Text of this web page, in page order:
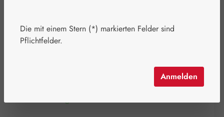
Regulärer Preis:
22,35 €
Die mit einem Stern (*) markierten Felder sind
Pflichtfelder.
Anmelden